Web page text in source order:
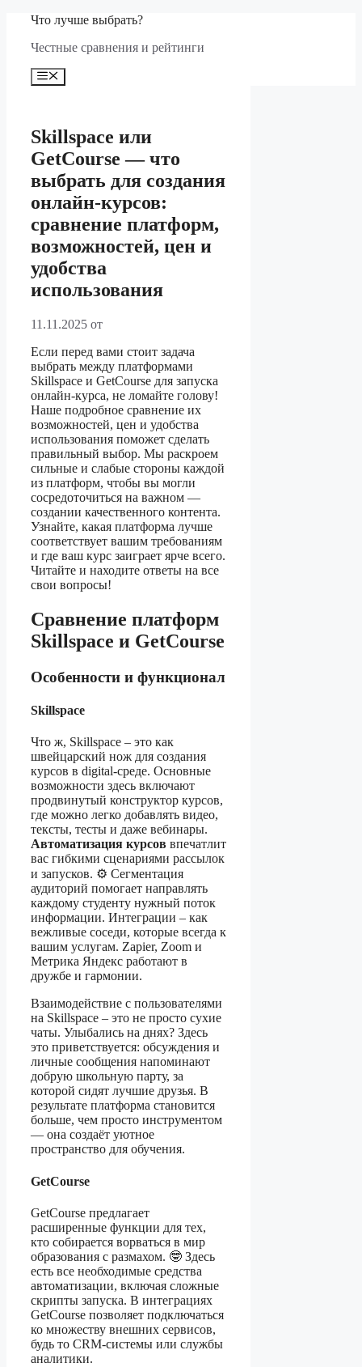
Перейти
содержимому
Что лучше выбрать?
Честные сравнения и рейтинги
Меню
Skillspace или
GetCourse — что
выбрать для создания
онлайн-курсов:
сравнение платформ,
возможностей, цен и
удобства
использования
11.11.2025 от
Если перед вами стоит задача
выбрать между платформами
Skillspace и GetCourse для запуска
онлайн-курса, не ломайте голову!
Наше подробное сравнение их
возможностей, цен и удобства
использования поможет сделать
правильный выбор. Мы раскроем
сильные и слабые стороны каждой
из платформ, чтобы вы могли
сосредоточиться на важном —
создании качественного контента.
Узнайте, какая платформа лучше
соответствует вашим требованиям
и где ваш курс заиграет ярче всего.
Читайте и находите ответы на все
свои вопросы!
Сравнение платформ
Skillspace и GetCourse
Особенности и функционал
Skillspace
Что ж, Skillspace – это как
швейцарский нож для создания
курсов в digital-среде. Основные
возможности здесь включают
продвинутый конструктор курсов,
где можно легко добавлять видео,
тексты, тесты и даже вебинары.
Автоматизация курсов впечатлит
вас гибкими сценариями рассылок
и запусков. ⚙️ Сегментация
аудиторий помогает направлять
каждому студенту нужный поток
информации. Интеграции – как
вежливые соседи, которые всегда к
вашим услугам. Zapier, Zoom и
Метрика Яндекс работают в
дружбе и гармонии.
Взаимодействие с пользователями
на Skillspace – это не просто сухие
чаты. Улыбались на днях? Здесь
это приветствуется: обсуждения и
личные сообщения напоминают
добрую школьную парту, за
которой сидят лучшие друзья. В
результате платформа становится
больше, чем просто инструментом
— она создаёт уютное
пространство для обучения.
GetCourse
GetCourse предлагает
расширенные функции для тех,
кто собирается ворваться в мир
образования с размахом. 🤓 Здесь
есть все необходимые средства
автоматизации, включая сложные
скрипты запуска. В интеграциях
GetCourse позволяет подключаться
ко множеству внешних сервисов,
будь то CRM-системы или службы
аналитики.